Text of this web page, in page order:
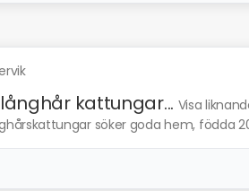
kattungar... Visa
söker goda hem, födda